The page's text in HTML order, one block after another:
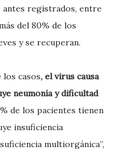
registrados, entre
del 80% de los
y se recuperan.
los casos, el virus causa
neumonía y dificultad
de los pacientes tienen
insuficiencia
multiorgánica”,